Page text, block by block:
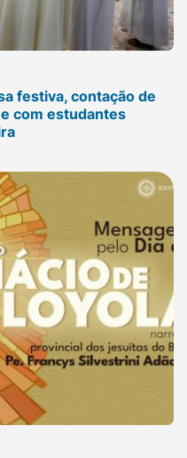
festiva, contação de
com estudantes